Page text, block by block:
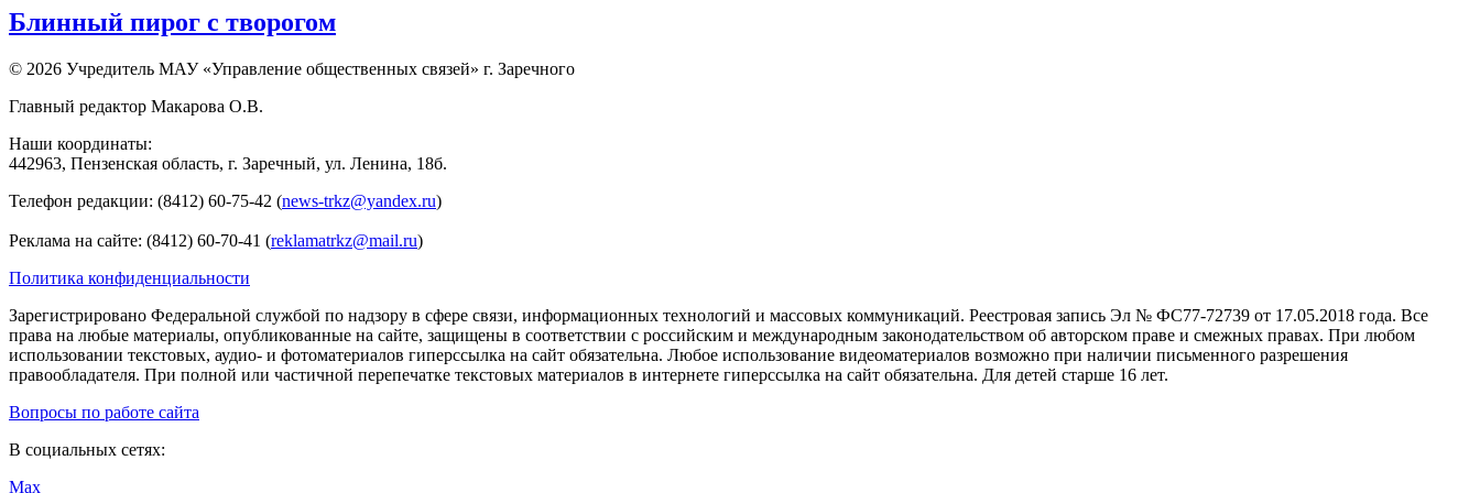
Блинный пирог с творогом
© 2026 Учредитель МАУ «Управление общественных связей» г. Заречного
Главный редактор Макарова О.В.
Наши координаты:
442963, Пензенская область, г. Заречный, ул. Ленина, 18б.
Телефон редакции: (8412) 60-75-42 (news-trkz@yandex.ru)
Реклама на сайте: (8412) 60-70-41 (reklamatrkz@mail.ru)
Политика конфиденциальности
Зарегистрировано Федеральной службой по надзору в сфере связи, информационных технологий и массовых коммуникаций. Реестровая запись Эл № ФС77-72739 от 17.05.2018 года. Все
права на любые материалы, опубликованные на сайте, защищены в соответствии с российским и международным законодательством об авторском праве и смежных правах. При любом
использовании текстовых, аудио- и фотоматериалов гиперссылка на сайт обязательна. Любое использование видеоматериалов возможно при наличии письменного разрешения
правообладателя. При полной или частичной перепечатке текстовых материалов в интернете гиперссылка на сайт обязательна. Для детей старше 16 лет.
Вопросы по работе сайта
В социальных сетях:
Max